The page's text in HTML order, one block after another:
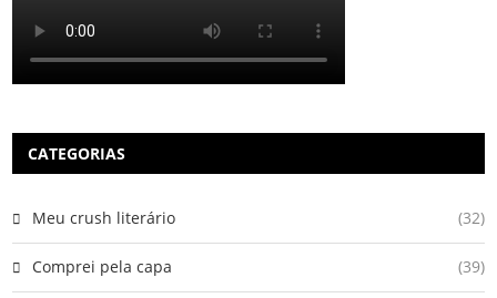
CATEGORIAS
Meu crush literário (32)
Comprei pela capa (39)